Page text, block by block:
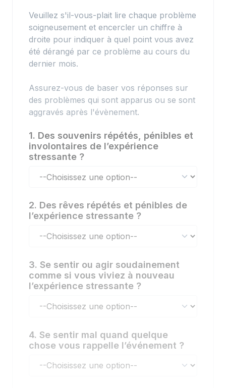
Veuillez s'il-vous-plait lire chaque problème
soigneusement et encercler un chiffre à
droite pour indiquer à quel point vous avez
été dérangé par ce problème au cours du
dernier mois.
Assurez-vous de baser vos réponses sur
des problèmes qui sont apparus ou se sont
aggravés après l'évènement.
1. Des souvenirs répétés, pénibles et
involontaires de l’expérience
stressante ?
2. Des rêves répétés et pénibles de
l’expérience stressante ?
3. Se sentir ou agir soudainement
comme si vous viviez à nouveau
l’expérience stressante ?
4. Se sentir mal quand quelque
chose vous rappelle l’événement ?